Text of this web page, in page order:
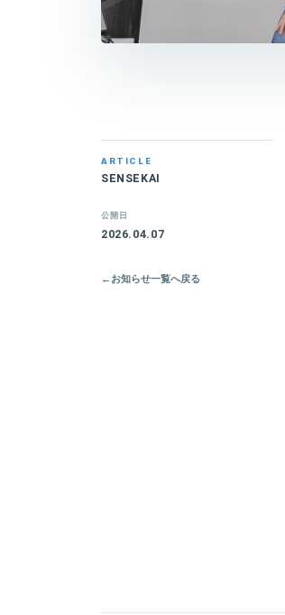
ARTICLE
SENSEKAI
公開日
2026.04.07
← お知らせ一覧へ戻る